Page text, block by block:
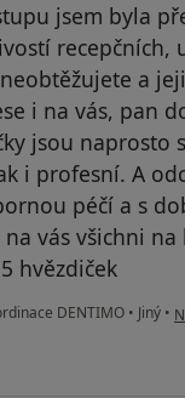
jsem byla
recepčních,
a
i na vás, pan
jsou naprosto
i profesní. A
péčí a s
vás všichni na
hvězdiček
DENTIMO • Jiný •